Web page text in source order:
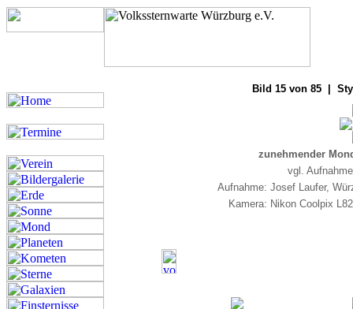
Bild 15 von 85 |
zunehmender
vgl.
Aufnahme: Josef Laufer,
Kamera: Nikon Coolpix